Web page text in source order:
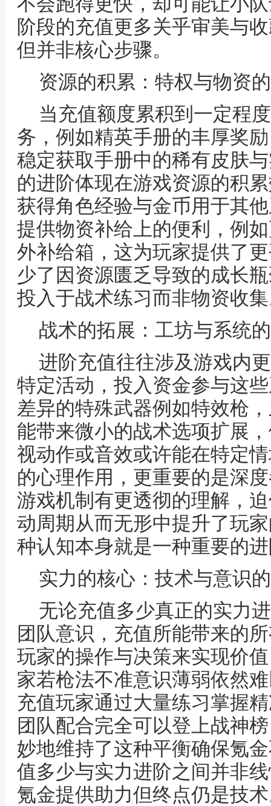
阶段的充值更多关乎审美与
但并非核心步骤。
资源的积累：特权与物资
当充值额度累积到一定程
务，例如精英手册的丰厚奖
稳定获取手册中的稀有皮肤
的进阶体现在游戏资源的积
获得角色经验与金币用于其
提供物资补给上的便利，例
外补给箱，这为玩家提供了
少了因资源匮乏导致的成长
投入于战术练习而非物资收
战术的拓展：工坊与系统
进阶充值往往涉及游戏内
特定活动，投入资金参与这
差异的特殊武器例如特效枪
能带来微小的战术选项扩展
视动作或音效或许能在特定
的心理作用，更重要的是深
游戏机制有更透彻的理解，
动周期从而无形中提升了玩
种认知本身就是一种重要的
实力的核心：技术与意识
无论充值多少真正的实力
团队意识，充值所能带来的
玩家的操作与决策来实现价
家若枪法不准意识薄弱依然
充值玩家通过大量练习掌握
团队配合完全可以登上战神
妙地维持了这种平衡确保氪
值多少与实力进阶之间并非
氪金提供助力但终点仍是技